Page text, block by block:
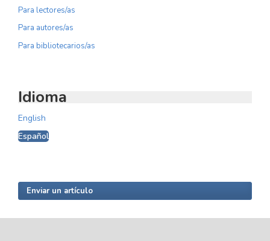
Para lectores/as
Para autores/as
Para bibliotecarios/as
Idioma
English
Español
Enviar un artículo